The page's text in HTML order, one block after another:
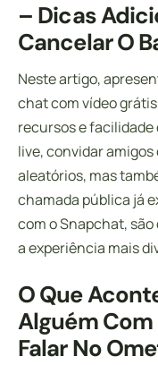
– Dicas
Cancelar O
Neste artigo,
chat com vídeo
recursos e facilidade
live, convidar
aleatórios, mas
chamada pública já
com o Snapchat,
a experiência mais
O Que
Alguém
Falar No